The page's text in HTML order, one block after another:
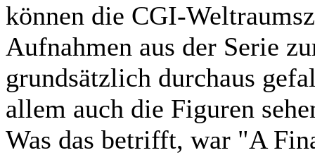
können die CGI-
Aufnahmen aus der Serie
grundsätzlich durchaus
allem auch die Figuren
Was das betrifft, war "A